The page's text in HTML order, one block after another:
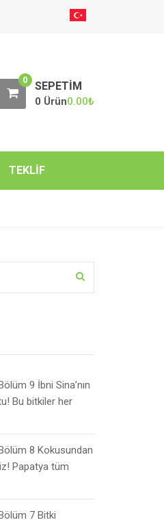
0 SEPETIM
0 Ürün0.00₺
TEKLIF
9 İbni Sina’nın
Bu bitkiler her
8 Kokusundan
Papatya tüm
7 Bitki